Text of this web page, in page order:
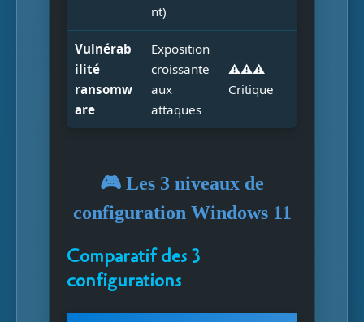
nt)
Vulnérab
ilité
ransomw
are
Exposition
croissante
aux
attaques
⚠️⚠️⚠️
Critique
🎮 Les 3 niveaux de
configuration Windows 11
Comparatif des 3
configurations